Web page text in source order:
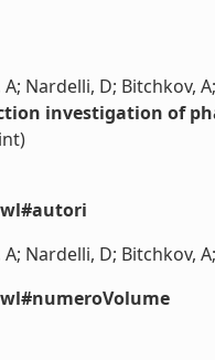
Nardelli, D; Bitchkov,
investigation of
Nardelli, D; Bitchkov,